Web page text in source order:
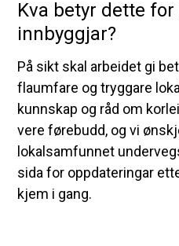
Kva betyr dette for
innbyggjar?
På sikt skal arbeidet gi
flaumfare og tryggare
kunnskap og råd om
vere førebudd, og vi
lokalsamfunnet
sida for oppdateringar
kjem i gang.